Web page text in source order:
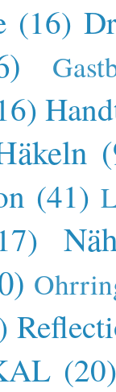
(16)
(41)